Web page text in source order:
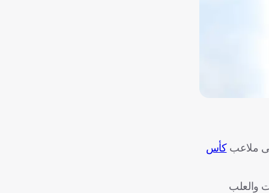
ملاعبكأس
والعلب